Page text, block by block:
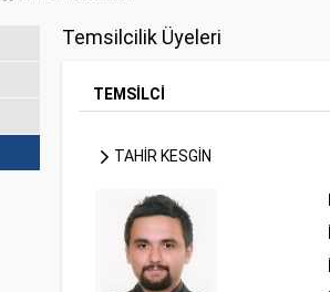
Temsilcilik Üyeleri
TEMSİLCİ
TAHİR KESGİN